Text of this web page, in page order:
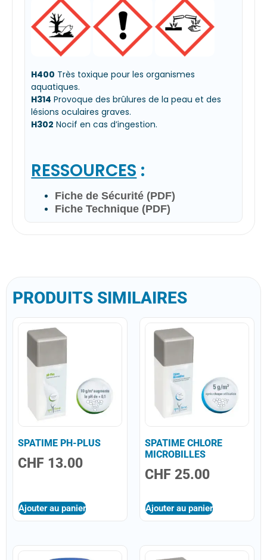
H400 Très toxique pour les organismes
aquatiques.
H314 Provoque des brûlures de la peau et des
lésions oculaires graves.
H302 Nocif en cas d’ingestion.
RESSOURCES :
Fiche de Sécurité (PDF)
Fiche Technique (PDF)
PRODUITS SIMILAIRES
SPATIME PH-PLUS
CHF 13.00
Ajouter au panier
SPATIME CHLORE
MICROBILLES
CHF 25.00
Ajouter au panier